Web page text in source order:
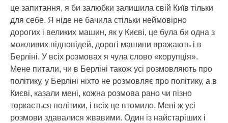
це запитання, я би залюбки залишила свій Київ тільки
для себе. Я ніде не бачила стільки неймовірно
дорогих і великих машин, як у Києві, це була би одна з
можливих відповідей, дорогі машини вражають і в
Берліні. У всіх розмовах я чула слово «корупція».
Мене питали, чи в Берліні також усі розмовляють про
політику, у Берліні ніхто не розмовляє про політику, а в
Києві, казали мені, кожна розмова рано чи пізно
торкається політики, і всіх це втомило. Мені ж усі
розмови здавалися жвавими. Один із найстаріших і